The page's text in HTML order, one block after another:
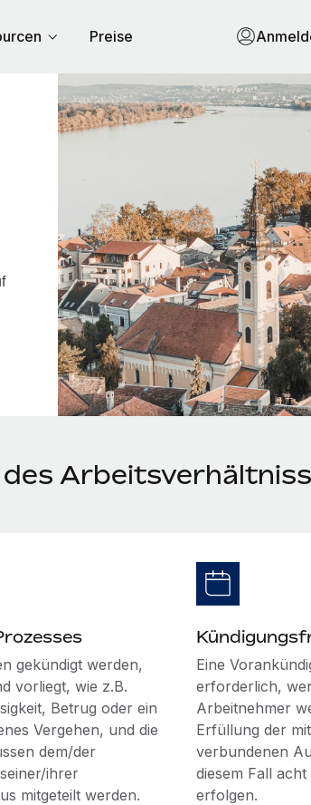
Preise
gekündigt werden,
vorliegt, wie z.B.
Betrug oder ein
Vergehen, und die
dem/der
ihrer
mitgeteilt werden.
Eine
erforderlich,
Arbeitnehmer
Erfüllung der
verbundenen
diesem Fall
erfolgen.